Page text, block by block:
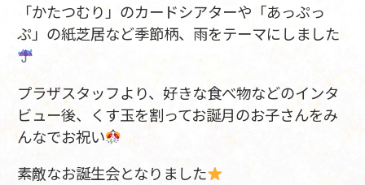
「かたつむり」のカードシアターや「あっぷっ
ぷ」の紙芝居など季節柄、雨をテーマにしました
プラザスタッフより、好きな食べ物などのインタ
ビュー後、くす玉を割ってお誕月のお子さんをみ
んなでお祝い
素敵なお誕生会となりました